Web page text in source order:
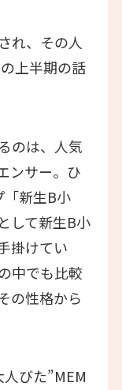
れ、その人
上半期の話
のは、人気
ンサー。ひ
「新生B小
して新生B小
掛けてい
中でも比較
の性格から
びた”MEM